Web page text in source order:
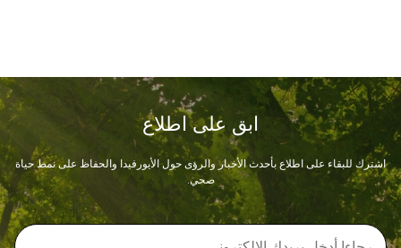
ابق على اطلاع
اشترك للبقاء على اطلاع بأحدث الأخبار والرؤى حول الأيورفيدا والحفاظ على نمط حياة
صحي.